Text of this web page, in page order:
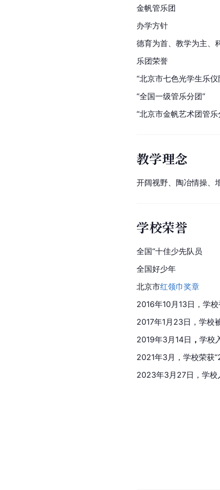
金帆管乐团
办学方针
德育为首、教学为主、
乐团荣誉
“北京市七色光学生乐仪
“全国一级管乐分团”
“北京市金帆艺术团管乐
教学理念
开阔视野、陶冶情操、
学校荣誉
全国“十佳少先队员
全国好少年
北京市红领巾奖章
2016年10月13日，学
2017年1月23日，学校
2019年3月14日 ， 学校
2021年3月，学校荣获
2023年3月27日，学校